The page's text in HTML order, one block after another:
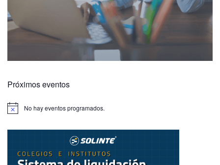
Próximos eventos
No hay eventos programados.